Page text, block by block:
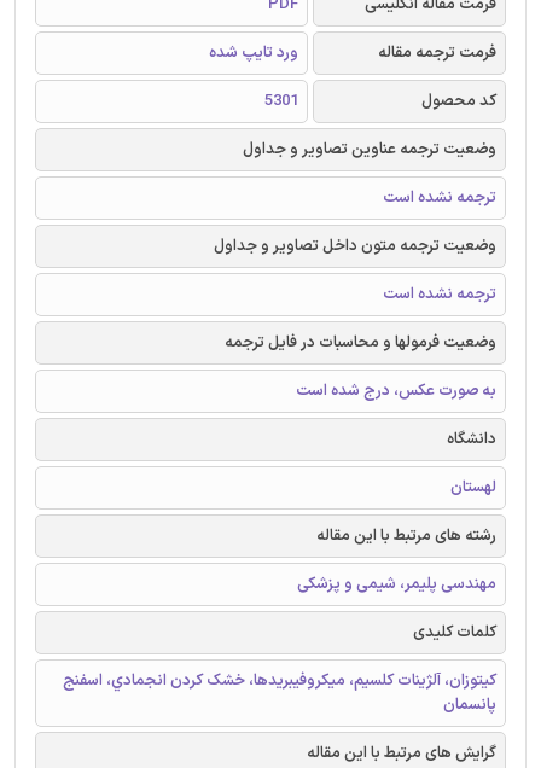
فرمت مقاله انگلیسی
PDF
فرمت ترجمه مقاله
ورد تایپ شده
کد محصول
5301
وضعیت ترجمه عناوین تصاویر و جداول
ترجمه نشده است
وضعیت ترجمه متون داخل تصاویر و جداول
ترجمه نشده است
وضعیت فرمولها و محاسبات در فایل ترجمه
به صورت عکس، درج شده است
دانشگاه
لهستان
رشته های مرتبط با این مقاله
مهندسی پلیمر، شیمی و پزشکی
کلمات کلیدی
کیتوزان، آلژینات کلسیم، میکروفیبریدها، خشک کردن انجمادي، اسفنج
پانسمان
گرایش های مرتبط با این مقاله